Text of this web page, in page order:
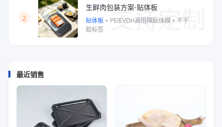
支持定制
2
生鲜肉包装方案-贴体板
贴体板 + PE/EVOH高阻隔贴体膜+ 不干
胶标签
最近销售